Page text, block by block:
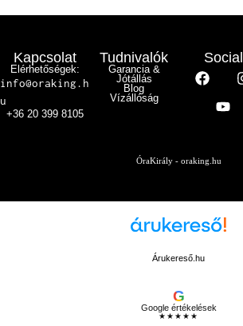
Kapcsolat
Elérhetőségek:
info@oraking.h
u
+36 20 399 8105
Tudnivalók
Garancia &
Jótállás
Blog
Vízállóság
Social
ÓraKirály - oraking.hu
Árukereső.hu
G
Google értékelések
★★★★★